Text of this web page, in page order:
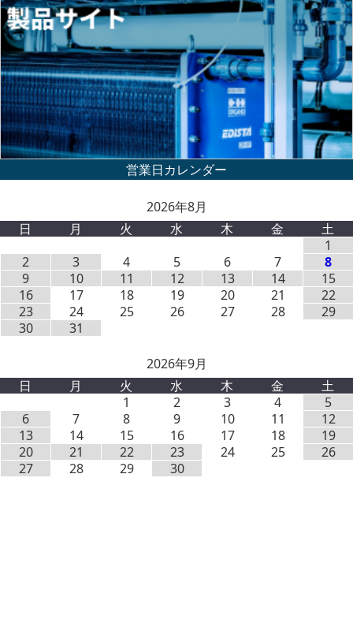
2026年8月
日
月 火 水 木 金
土
1
2
3 4 5 6 7
8
9
10 11 12 13 14
15
16
17 18 19 20 21
22
23
24 25 26 27 28
29
30
31
2026年9月
日
月 火 水 木 金
土
1
2 3 4
5
6
7 8 9 10 11
12
13
14 15 16 17 18
19
20
21 22 23 24 25
26
27
28 29 30